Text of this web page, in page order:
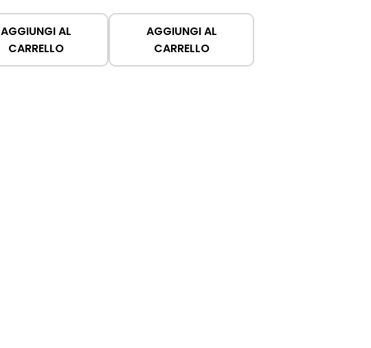
AGGIUNGI AL
CARRELLO
AGGIUNGI AL
CARRELLO